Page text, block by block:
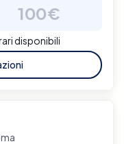
100€
disponibili